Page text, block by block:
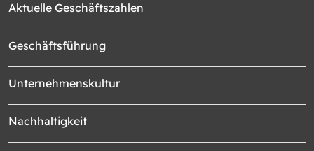
Aktuelle Geschäftszahlen
Geschäftsführung
Unternehmenskultur
Nachhaltigkeit